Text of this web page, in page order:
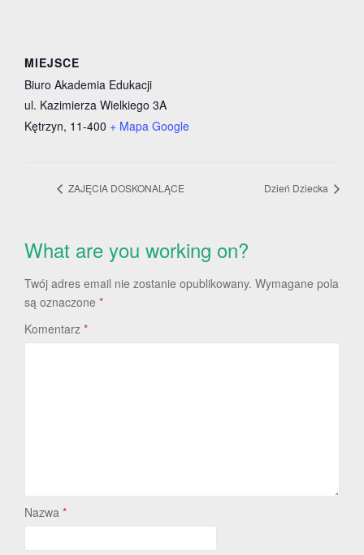
MIEJSCE
Biuro Akademia Edukacji
ul. Kazimierza Wielkiego 3A
Kętrzyn, 11-400 + Mapa Google
ZAJĘCIA DOSKONALĄCE Dzień Dziecka
What are you working on?
Twój adres email nie zostanie opublikowany. Wymagane pola
są oznaczone *
Komentarz *
Nazwa *